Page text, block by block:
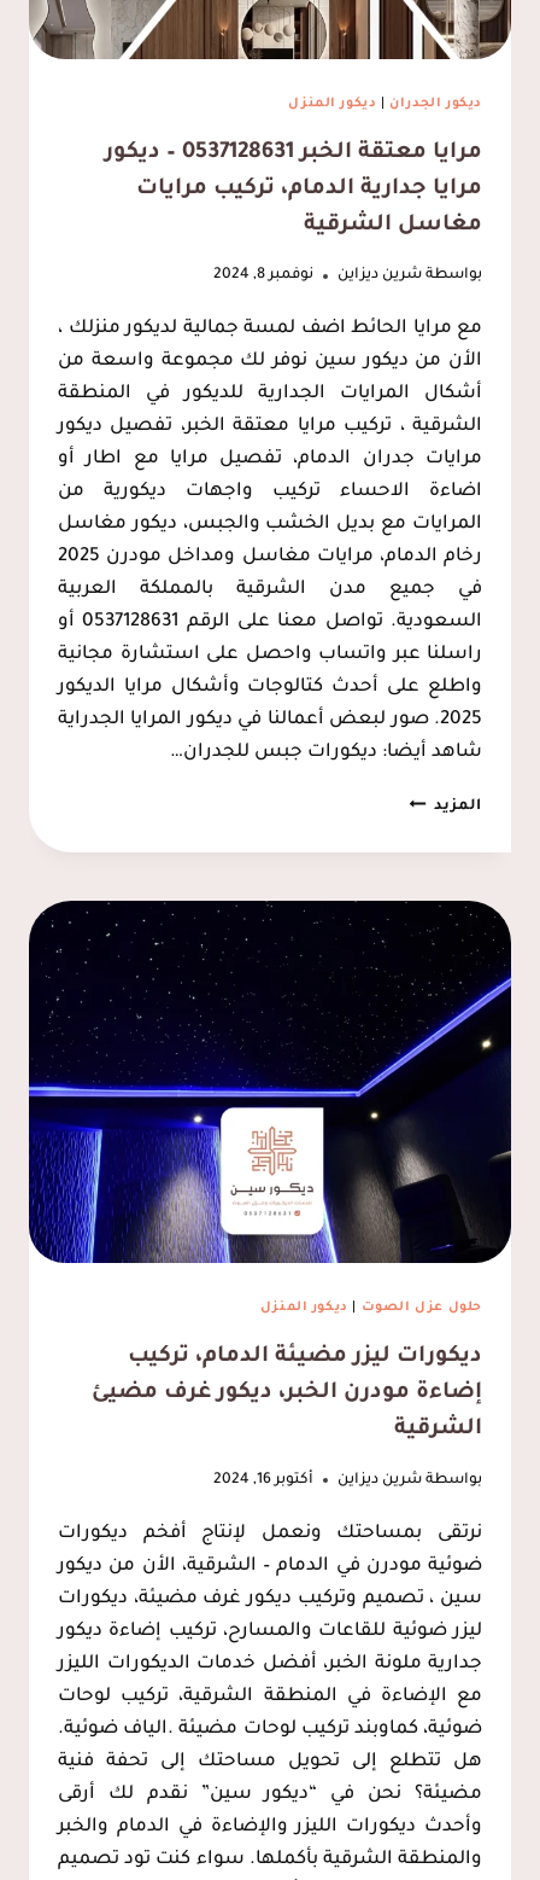
ديكور الجدران ديكور المنزل
مرايا معتقة الخبر 0537128631 – ديكور
مرايا جدارية الدمام، تركيب مرايات
مغاسل الشرقية
بواسطة شرين ديزاين نوفمبر 8, 2024
مع مرايا الحائط اضف لمسة جمالية لديكور منزلك ،
الأن من ديكور سين نوفر لك مجموعة واسعة من
أشكال المرايات الجدارية للديكور في المنطقة
الشرقية ، تركيب مرايا معتقة الخبر، تفصيل ديكور
مرايات جدران الدمام، تفصيل مرايا مع اطار أو
اضاءة الاحساء تركيب واجهات ديكورية من
المرايات مع بديل الخشب والجبس، ديكور مغاسل
رخام الدمام، مرايات مغاسل ومداخل مودرن 2025
في جميع مدن الشرقية بالمملكة العربية
السعودية. تواصل معنا على الرقم 0537128631 أو
راسلنا عبر واتساب واحصل على استشارة مجانية
واطلع على أحدث كتالوجات وأشكال مرايا الديكور
2025. صور لبعض أعمالنا في ديكور المرايا الجدراية
شاهد أيضا: ديكورات جبس للجدران…
المزيدمرايا
0537128631
–
مرايا
جدارية
الدمام،
تركيب
مغاسل
الشرقية
حلول عزل الصوت ديكور المنزل
ديكورات ليزر مضيئة الدمام، تركيب
إضاءة مودرن الخبر، ديكور غرف مضيئ
الشرقية
بواسطة شرين ديزاين أكتوبر 16, 2024
نرتقى بمساحتك ونعمل لإنتاج أفخم ديكورات
ضوئية مودرن في الدمام – الشرقية، الأن من ديكور
سين ، تصميم وتركيب ديكور غرف مضيئة، ديكورات
ليزر ضوئية للقاعات والمسارح، تركيب إضاءة ديكور
جدارية ملونة الخبر، أفضل خدمات الديكورات الليزر
مع الإضاءة في المنطقة الشرقية، تركيب لوحات
ضوئية، كماوبند تركيب لوحات مضيئة .الياف ضوئية.
هل تتطلع إلى تحويل مساحتك إلى تحفة فنية
مضيئة؟ نحن في “ديكور سين” نقدم لك أرقى
وأحدث ديكورات الليزر والإضاءة في الدمام والخبر
والمنطقة الشرقية بأكملها. سواء كنت تود تصميم